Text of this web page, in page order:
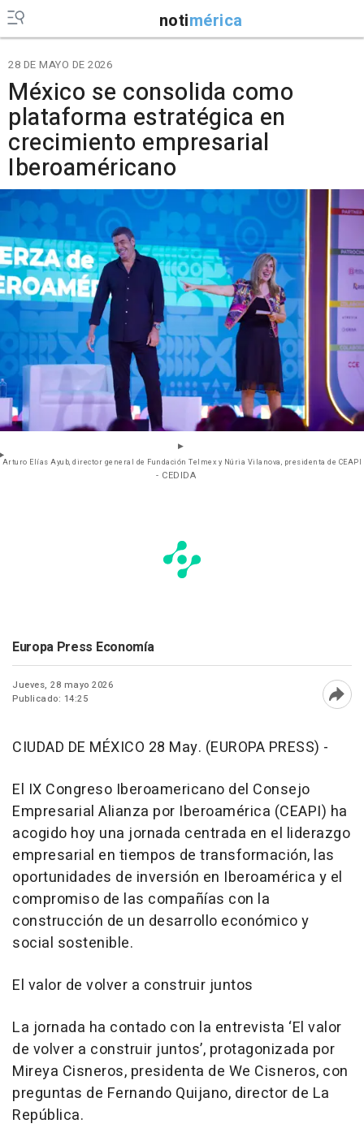
notimérica
28 DE MAYO DE 2026
México se consolida como
plataforma estratégica en
crecimiento empresarial
Iberoaméricano
Arturo Elías Ayub, director general de Fundación Telmex y Núria Vilanova, presidenta de CEAPI
- CEDIDA
Europa Press Economía
Jueves, 28 mayo 2026
Publicado: 14:25
CIUDAD DE MÉXICO 28 May. (EUROPA PRESS) -
El IX Congreso Iberoamericano del Consejo
Empresarial Alianza por Iberoamérica (CEAPI) ha
acogido hoy una jornada centrada en el liderazgo
empresarial en tiempos de transformación, las
oportunidades de inversión en Iberoamérica y el
compromiso de las compañías con la
construcción de un desarrollo económico y
social sostenible.
El valor de volver a construir juntos
La jornada ha contado con la entrevista ‘El valor
de volver a construir juntos’, protagonizada por
Mireya Cisneros, presidenta de We Cisneros, con
preguntas de Fernando Quijano, director de La
República.